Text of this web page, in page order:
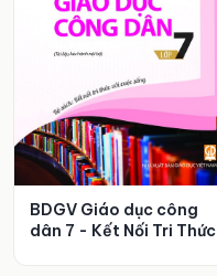
BDGV Giáo dục công
dân 7 - Kết Nối Tri Thức